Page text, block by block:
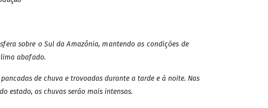
chuvas e
de chuva em